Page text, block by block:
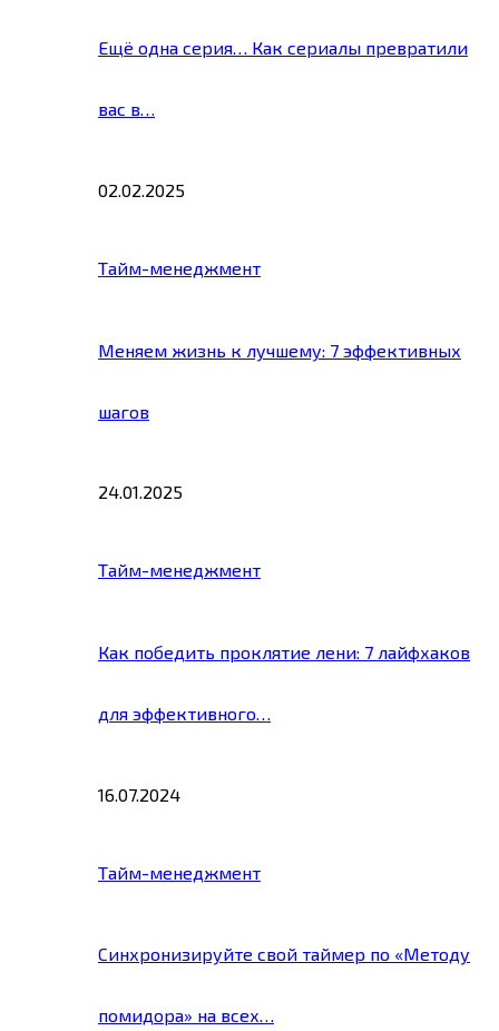
Ещё одна серия… Как сериалы превратили
вас в…
02.02.2025
Тайм-менеджмент
Меняем жизнь к лучшему: 7 эффективных
шагов
24.01.2025
Тайм-менеджмент
Как победить проклятие лени: 7 лайфхаков
для эффективного…
16.07.2024
Тайм-менеджмент
Синхронизируйте свой таймер по «Методу
помидора» на всех…